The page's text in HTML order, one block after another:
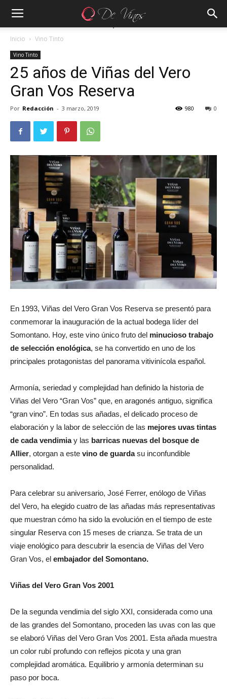
Inicio Vino Tinto
Vino Tinto
25 años de Viñas del Vero
Gran Vos Reserva
Por Redacción - 3 marzo, 2019 0
980
En 1993, Viñas del Vero Gran Vos Reserva se presentó para
conmemorar la inauguración de la actual bodega líder del
Somontano. Hoy, este vino único fruto del minucioso trabajo
de selección enológica, se ha convertido en uno de los
principales protagonistas del panorama vitivinícola español.
Armonía, seriedad y complejidad han definido la historia de
Viñas del Vero “Gran Vos” que, en aragonés antiguo, significa
“gran vino”. En todas sus añadas, el delicado proceso de
elaboración y la labor de selección de las mejores uvas tintas
de cada vendimiay las barricas nuevas del bosque de
Allier, otorgan a este vino de guardasu inconfundible
personalidad.
Para celebrar su aniversario, José Ferrer, enólogo de Viñas
del Vero, ha elegido cuatro de las añadas más representativas
que muestran cómo ha sido la evolución en el tiempo de este
singular Reserva con 15 meses de crianza. Se trata de un
viaje enológico para descubrir la esencia de Viñas del Vero
Gran Vos, el embajador del Somontano.
Viñas del Vero Gran Vos 2001
De la segunda vendimia del siglo XXI, considerada como una
de las grandes del Somontano, proceden las uvas con las que
se elaboró Viñas del Vero Gran Vos 2001. Esta añada muestra
un color rubí profundo con reflejos picota y una gran
complejidad aromática. Equilibrio y armonía determinan su
paso por boca.